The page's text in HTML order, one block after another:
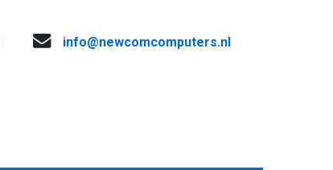
info@newcomcomputers.nl